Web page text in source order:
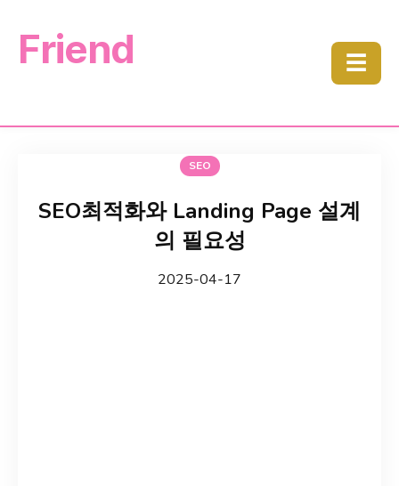
Friend ☰
SEO
SEO최적화와 Landing Page 설계
의 필요성
2025-04-17